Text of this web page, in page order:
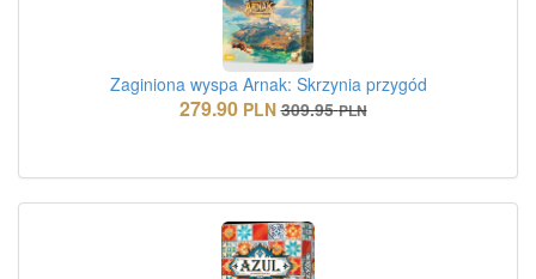
Zaginiona wyspa Arnak: Skrzynia przygód
279.90 PLN 309.95 PLN